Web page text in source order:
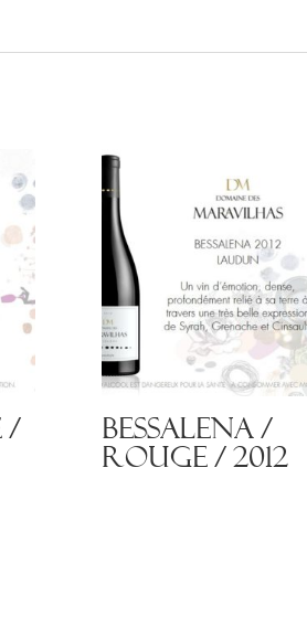
/ Bessalena /
Rouge / 2012